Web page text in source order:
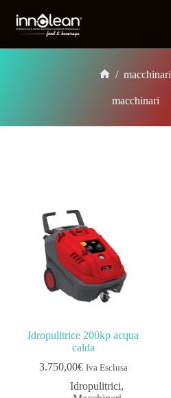
/ macchinari
macchinari
Idropulitrice 200kp acqua
calda
3.750,00€ Iva Esclusa
Idropulitrici,